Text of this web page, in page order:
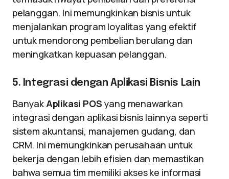
pelanggan. Ini memungkinkan bisnis untuk
menjalankan program loyalitas yang efektif
untuk mendorong pembelian berulang dan
meningkatkan kepuasan pelanggan.
5. Integrasi dengan Aplikasi Bisnis Lain
BanyakAplikasi POS yang menawarkan
integrasi dengan aplikasi bisnis lainnya seperti
sistem akuntansi, manajemen gudang, dan
CRM. Ini memungkinkan perusahaan untuk
bekerja dengan lebih efisien dan memastikan
bahwa semua tim memiliki akses ke informasi